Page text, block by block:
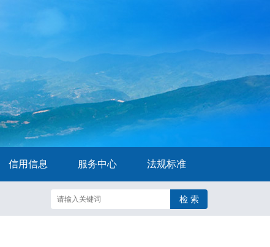
信用信息 服务中心 法规标准